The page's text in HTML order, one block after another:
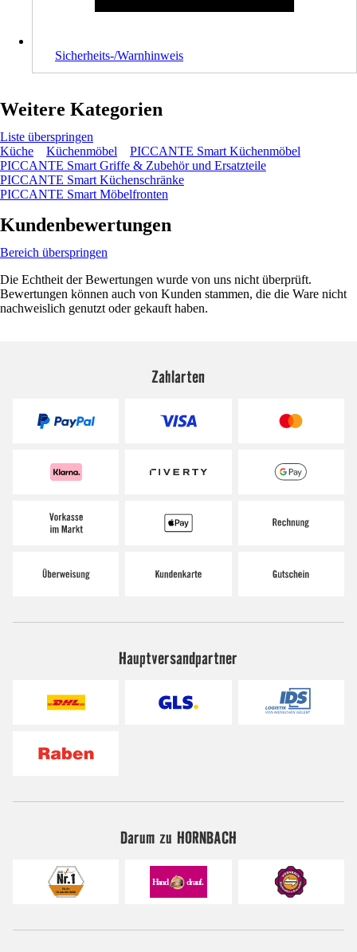
Sicherheits-/Warnhinweis
Weitere Kategorien
Liste überspringen
Küche
Küchenmöbel
PICCANTE Smart Küchenmöbel
PICCANTE Smart Griffe & Zubehör und Ersatzteile
PICCANTE Smart Küchenschränke
PICCANTE Smart Möbelfronten
Kundenbewertungen
Bereich überspringen
Die Echtheit der Bewertungen wurde von uns nicht überprüft.
Bewertungen können auch von Kunden stammen, die die Ware nicht
nachweislich genutzt oder gekauft haben.
Zahlarten
Hauptversandpartner
Darum zu HORNBACH